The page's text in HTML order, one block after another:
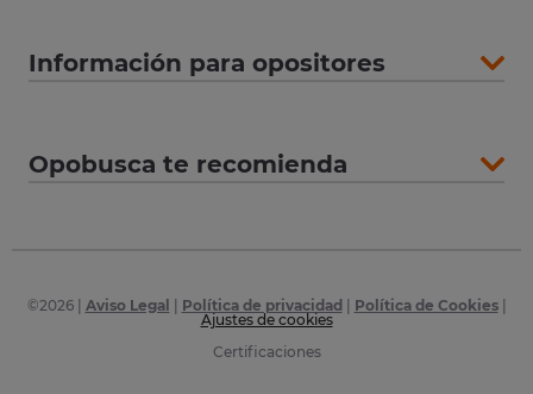
Información para opositores
Opobusca te recomienda
©2026| Aviso Legal Política de privacidad Política de Cookies|
Ajustes de cookies
Certificaciones